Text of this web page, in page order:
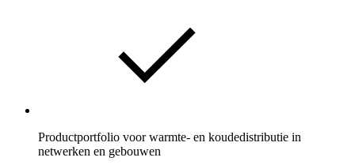
Productportfolio voor warmte- en koudedistributie in
netwerken en gebouwen